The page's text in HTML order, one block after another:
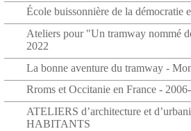
École buissonnière de la démocratie
Ateliers pour "Un tramway nommé
2022
La bonne aventure du tramway -
Rroms et Occitanie en France -
ATELIERS d’architecture et
HABITANTS